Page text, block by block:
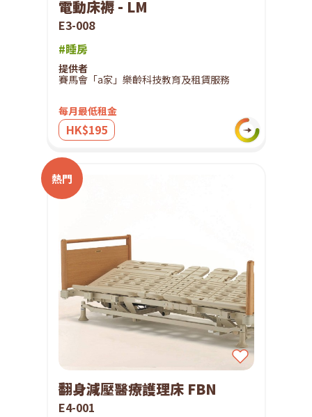
電動床褥 - LM
E3-008
#睡房
提供者
賽馬會「a家」樂齡科技教育及租賃服務
每月最低租金
HK$195
熱門
翻身減壓醫療護理床 FBN
E4-001